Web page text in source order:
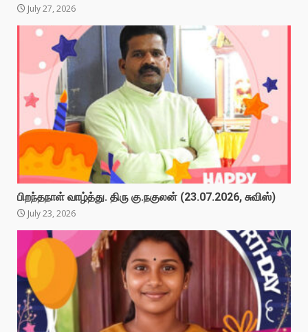
July 27, 2026
பிறந்தநாள் வாழ்த்து. திரு கு.நகுலன் (23.07.2026, சுவிஸ்)
July 23, 2026